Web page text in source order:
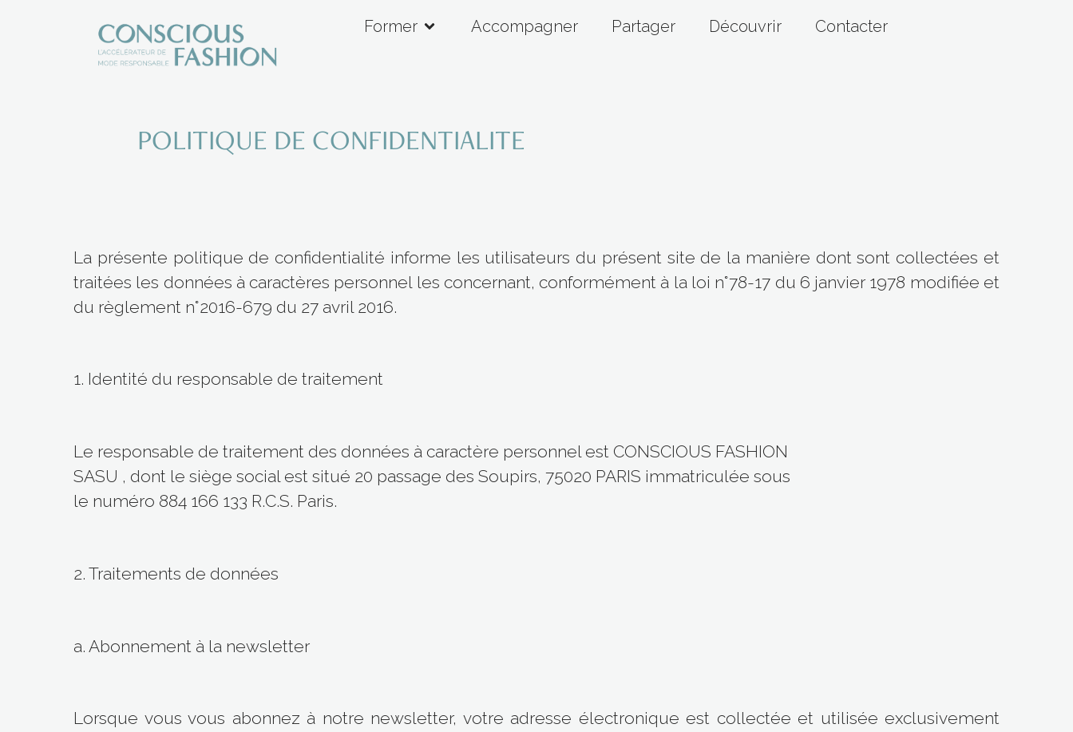
Former Accompagner Partager Découvrir Contacter
POLITIQUE DE CONFIDENTIALITE
La présente politique de confidentialité informe les utilisateurs du présent site de la manière dont sont collectées et
traitées les données à caractères personnel les concernant, conformément à la loi n°78-17 du 6 janvier 1978 modifiée et
du règlement n°2016-679 du 27 avril 2016.
1. Identité du responsable de traitement
Le responsable de traitement des données à caractère personnel est CONSCIOUS FASHION
SASU , dont le siège social est situé 20 passage des Soupirs, 75020 PARIS immatriculée sous
le numéro 884 166 133 R.C.S. Paris.
2. Traitements de données
a. Abonnement à la newsletter
Lorsque vous vous abonnez à notre newsletter, votre adresse électronique est collectée et utilisée exclusivement